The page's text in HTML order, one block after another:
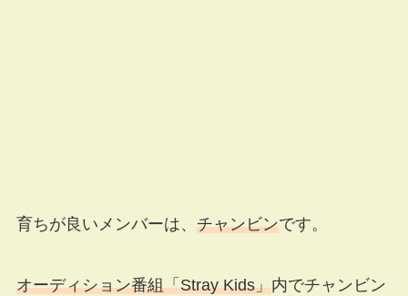
育ちが良いメンバーは、 チャンビンです。
オーディション番組「Stray Kids」内でチャンビン